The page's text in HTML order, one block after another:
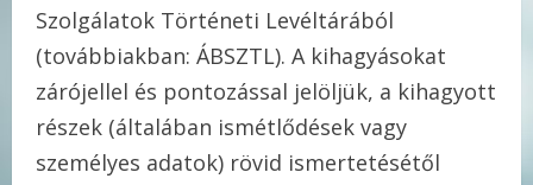
Szolgálatok Történeti Levéltárából
(továbbiakban: ÁBSZTL). A kihagyásokat
zárójellel és pontozással jelöljük, a kihagyott
részek (általában ismétlődések vagy
személyes adatok) rövid ismertetésétől